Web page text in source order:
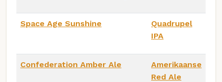
Space Age Sunshine
Quadrupel
IPA
Confederation Amber Ale
Amerikaanse
Red Ale